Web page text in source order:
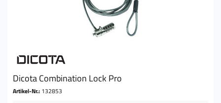
Dicota Combination Lock Pro
Artikel-Nr.: 132853